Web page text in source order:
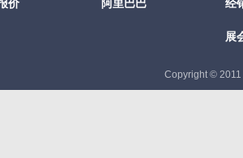
价 阿里巴巴 经
展
Copyright © 2011